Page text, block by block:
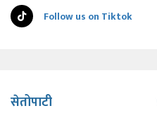
Follow us on Tiktok
सेतोपाटी